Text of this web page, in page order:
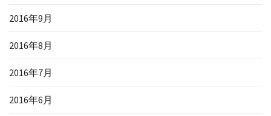
2016年9月
2016年8月
2016年7月
2016年6月